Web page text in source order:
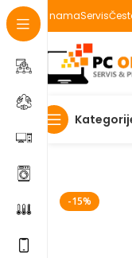
O namaServis
Početna
-15%